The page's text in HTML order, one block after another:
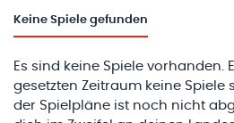
Keine Spiele gefunden
Es sind keine Spiele vorhanden.
gesetzten Zeitraum keine Spiele
der Spielpläne ist noch nicht